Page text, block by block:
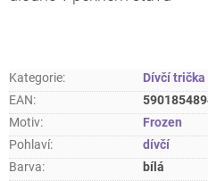
Kategorie:
Dívčí
EAN:
Motiv:
Frozen
Pohlaví:
dívčí
Barva:
bílá